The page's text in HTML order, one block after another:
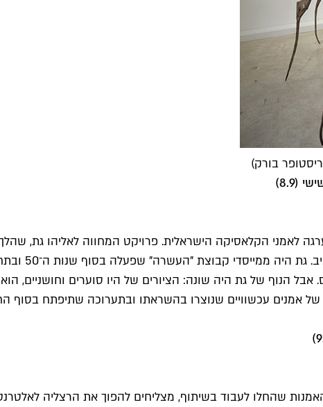
בורק)
הנוף של גת היה שונה: הציורים של היו סוערים וחושניים, הוא
אמנים עכשוויים שנוצרו בהשראתו ובתערוכה שתיפתח בסוף
שהחלו לעבוד בשיתוף, מצליחים להפוך את הרצליה